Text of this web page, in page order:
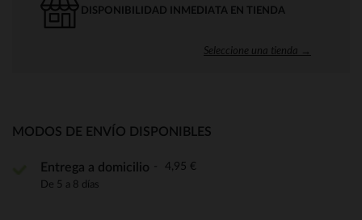
DISPONIBILIDAD INMEDIATA EN TIENDA
Seleccione una tienda →
MODOS DE ENVÍO DISPONIBLES
Entrega a domicilio 4,95 €
De 5 a 8 días